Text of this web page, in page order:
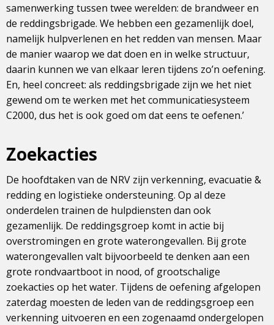
samenwerking tussen twee werelden: de brandweer en
de reddingsbrigade. We hebben een gezamenlijk doel,
namelijk hulpverlenen en het redden van mensen. Maar
de manier waarop we dat doen en in welke structuur,
daarin kunnen we van elkaar leren tijdens zo’n oefening.
En, heel concreet: als reddingsbrigade zijn we het niet
gewend om te werken met het communicatiesysteem
C2000, dus het is ook goed om dat eens te oefenen.’
Zoekacties
De hoofdtaken van de NRV zijn verkenning, evacuatie &
redding en logistieke ondersteuning. Op al deze
onderdelen trainen de hulpdiensten dan ook
gezamenlijk. De reddingsgroep komt in actie bij
overstromingen en grote waterongevallen. Bij grote
waterongevallen valt bijvoorbeeld te denken aan een
grote rondvaartboot in nood, of grootschalige
zoekacties op het water. Tijdens de oefening afgelopen
zaterdag moesten de leden van de reddingsgroep een
verkenning uitvoeren en een zogenaamd ondergelopen